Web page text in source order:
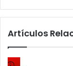
Artículos